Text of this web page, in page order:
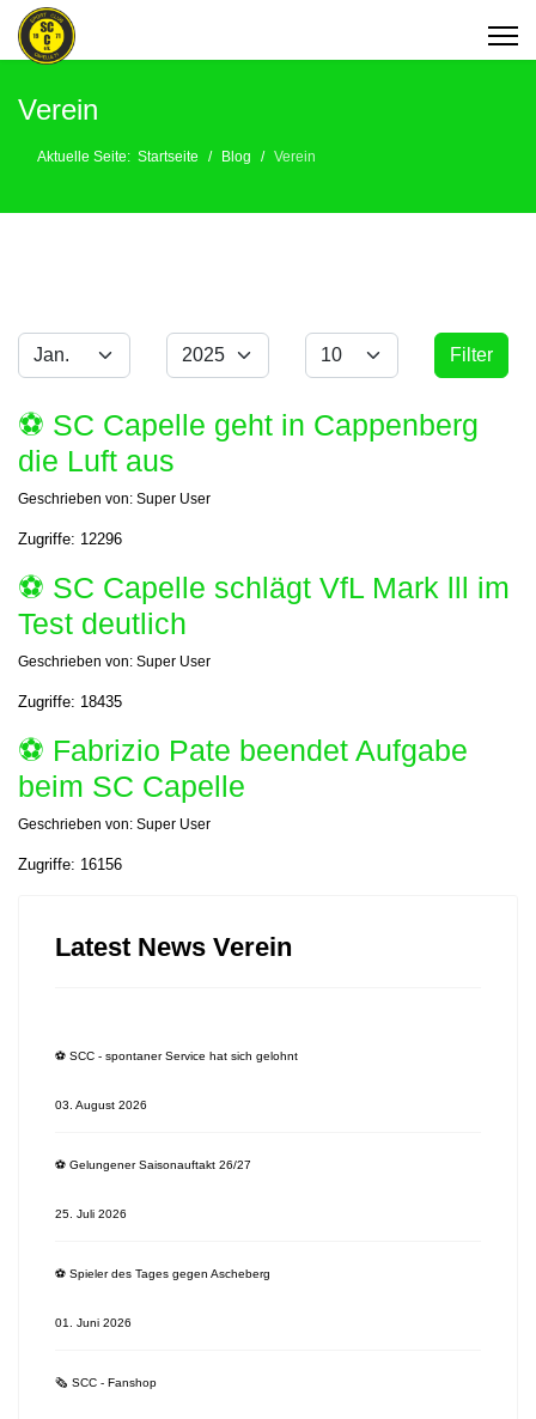
Verein
Aktuelle Seite: Startseite Blog Verein
Filter
Monat Jahr Anzeige #
Filter
⚽️ SC Capelle geht in Cappenberg
die Luft aus
Geschrieben von: Super User
Zugriffe: 12296
⚽️ SC Capelle schlägt VfL Mark lll im
Test deutlich
Geschrieben von: Super User
Zugriffe: 18435
⚽️ Fabrizio Pate beendet Aufgabe
beim SC Capelle
Geschrieben von: Super User
Zugriffe: 16156
Latest News Verein
⚽️ SCC - spontaner Service hat sich gelohnt
03. August 2026
⚽️ Gelungener Saisonauftakt 26/27
25. Juli 2026
⚽️ Spieler des Tages gegen Ascheberg
01. Juni 2026
🗞 SCC - Fanshop